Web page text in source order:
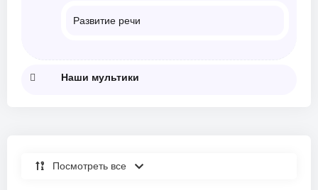
Развитие речи
Наши мультики
Посмотреть все